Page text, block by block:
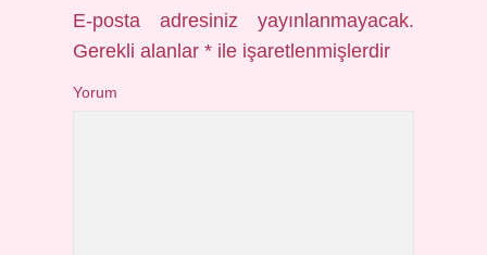
E-posta adresiniz yayınlanmayacak.
Gerekli alanlar* ile işaretlenmişlerdir
Yorum